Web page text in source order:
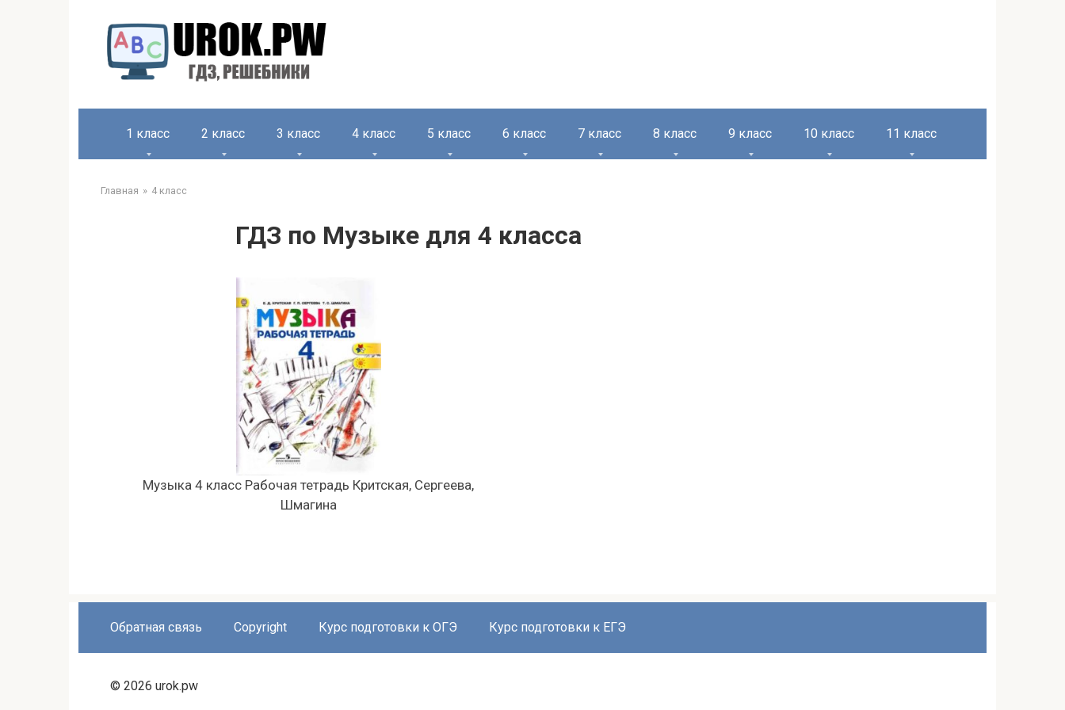
1 класс 2 класс 3 класс 4 класс 5 класс 6 класс 7 класс 8 класс 9 класс 10 класс 11 класс
Главная 4 класс
ГДЗ по Музыке для 4 класса
Музыка 4 класс Рабочая тетрадь Критская, Сергеева,
Шмагина
Обратная связь Copyright Курс подготовки к ОГЭ Курс подготовки к ЕГЭ
© 2026 urok.pw